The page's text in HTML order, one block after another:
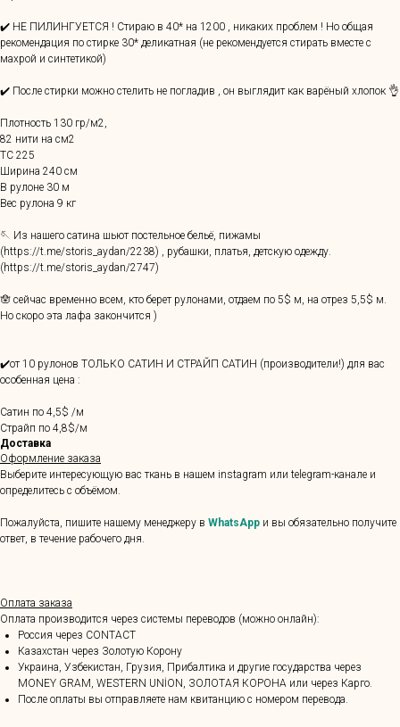
✔️ НЕ ПИЛИНГУЕТСЯ ! Стираю в 40* на 1200 , никаких проблем ! Но общая
рекомендация по стирке 30* деликатная (не рекомендуется стирать вместе с
махрой и синтетикой)
✔️ После стирки можно стелить не погладив , он выглядит как варёный хлопок 👌
Плотность 130 гр/м2,
82 нити на см2
ТС 225
Ширина 240 см
В рулоне 30 м
Вес рулона 9 кг
🪡 Из нашего сатина шьют постельное бельё, пижамы
(https://t.me/storis_aydan/2238) , рубашки, платья, детскую одежду.
(https://t.me/storis_aydan/2747)
🪬 сейчас временно всем, кто берет рулонами, отдаем по 5$ м, на отрез 5,5$ м.
Но скоро эта лафа закончится )
✔️от 10 рулонов ТОЛЬКО САТИН И СТРАЙП САТИН (производители!) для вас
особенная цена :
Сатин по 4,5$ /м
Страйп по 4,8$/м
Доставка
Оформление заказа
Выберите интересующую вас ткань в нашем instagram или telegram-канале и
определитесь с объёмом.
Пожалуйста, пишите нашему менеджеру в WhatsApp и вы обязательно получите
ответ, в течение рабочего дня.
Оплата заказа
Оплата производится через системы переводов (можно онлайн):
Россия через CONTACT
Казахстан через Золотую Корону
Украина, Узбекистан, Грузия, Прибалтика и другие государства через
MONEY GRAM, WESTERN UNİON, ЗОЛОТАЯ КОРОНА или через Карго.
После оплаты вы отправляете нам квитанцию с номером перевода.